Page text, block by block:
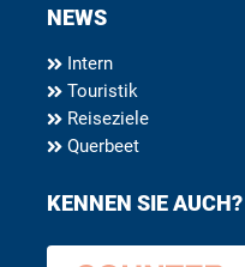
NEWS
Intern
Touristik
Reiseziele
Querbeet
KENNEN SIE AUCH?